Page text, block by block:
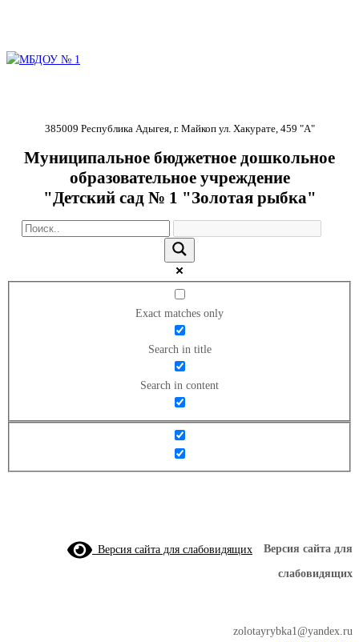
385009 Республика Адыгея, г. Майкоп ул. Хакурате, 459 "А"
Муниципальное бюджетное дошкольное
образовательное учреждение
"Детский сад № 1 "Золотая рыбка"
Exact matches only
Search in title
Search in content
Версия сайта для слабовидящих Версия сайта для
слабовидящих
zolotayrybka1@yandex.ru